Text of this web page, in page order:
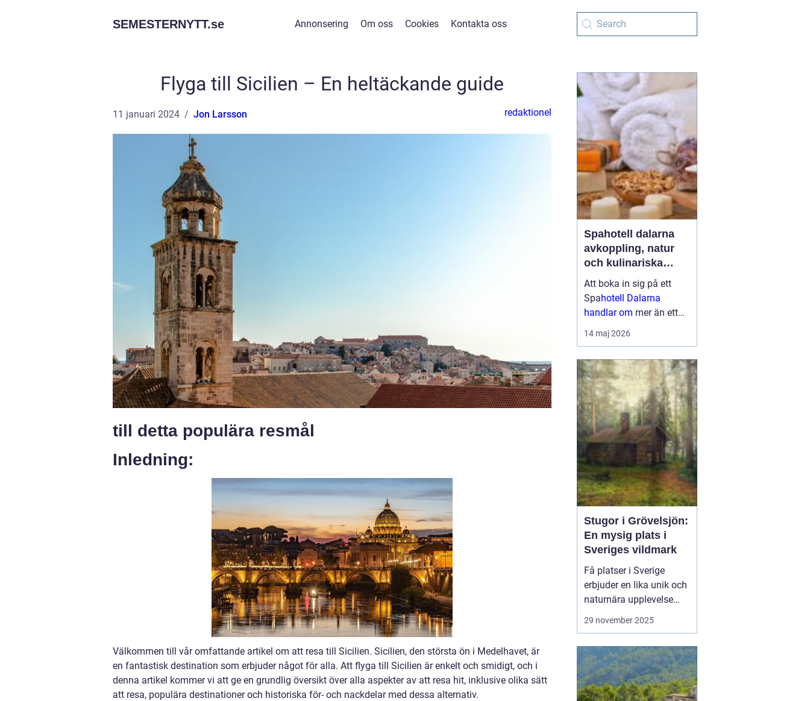
SEMESTERNYTT.se Annonsering Om oss Cookies Kontakta oss
Flyga till Sicilien – En heltäckande guide
11 januari 2024 Jon Larsson redaktionel
till detta populära resmål
Inledning:
Välkommen till vår omfattande artikel om att resa till Sicilien. Sicilien, den största ön i Medelhavet, är
en fantastisk destination som erbjuder något för alla. Att flyga till Sicilien är enkelt och smidigt, och i
denna artikel kommer vi att ge en grundlig översikt över alla aspekter av att resa hit, inklusive olika sätt
att resa, populära destinationer och historiska för- och nackdelar med dessa alternativ.
Spahotell dalarna
avkoppling, natur
och kulinariska
upplevelser
Att boka in sig på ett
Spahotell Dalarna
handlar om mer än ett
varmt bad och en skön
säng. Många söker en
tystnar, kroppen får
återhämta sig och
sinnena fylls av nya
intryck. I Dalarna möts
gäster...
14 maj 2026
Stugor i Grövelsjön:
En mysig plats i
Sveriges vildmark
Få platser i Sverige
erbjuder en lika unik och
naturnära upplevelse
som stugor i Grövelsjön.
landskap är Grövelsjön
en attraktion för alla
som sö...
29 november 2025